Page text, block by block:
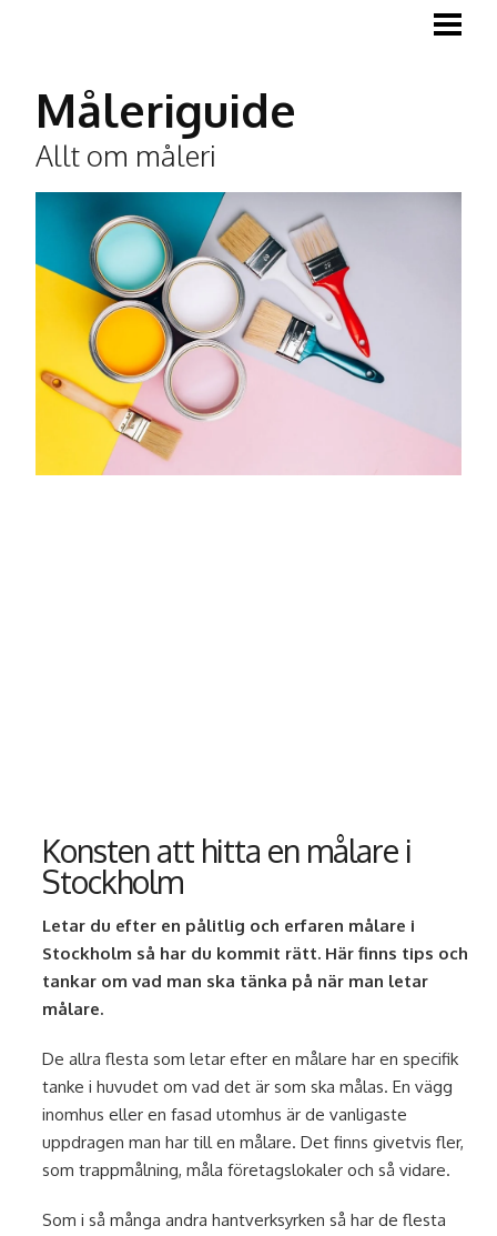
MÅLA LISTER
TAPETSERA
Måleriguide
Allt om måleri
Konsten att hitta en målare i
Stockholm
Letar du efter en pålitlig och erfaren målare i
Stockholm så har du kommit rätt. Här finns tips och
tankar om vad man ska tänka på när man letar
målare.
De allra flesta som letar efter en målare har en specifik
tanke i huvudet om vad det är som ska målas. En vägg
inomhus eller en fasad utomhus är de vanligaste
uppdragen man har till en målare. Det finns givetvis fler,
som trappmålning, måla företagslokaler och så vidare.
Som i så många andra hantverksyrken så har de flesta